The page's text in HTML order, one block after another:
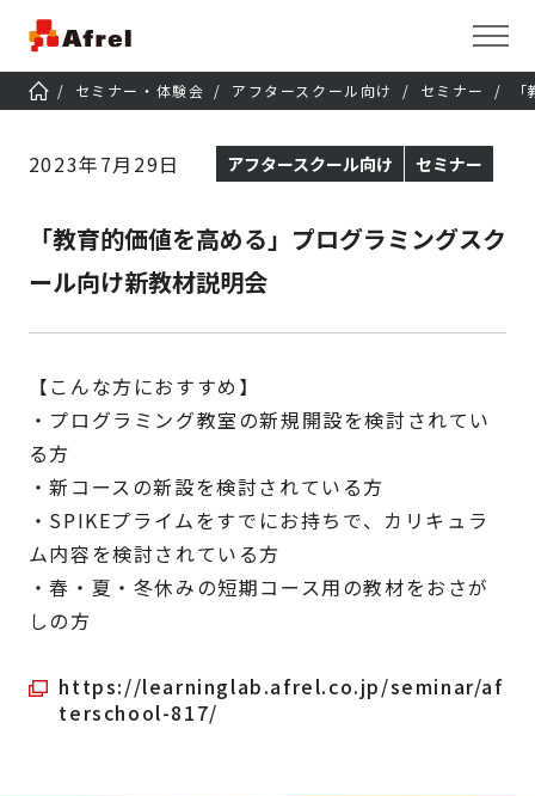
セミナー・体験会 アフタースクール向け セミナー
2023年7月29日 アフタースクール向け セミナー
「教育的価値を高める」プログラミングスク
ール向け新教材説明会
【こんな方におすすめ】
・プログラミング教室の新規開設を検討されてい
る方
・新コースの新設を検討されている方
・SPIKEプライムをすでにお持ちで、カリキュラ
ム内容を検討されている方
・春・夏・冬休みの短期コース用の教材をおさが
しの方
https://learninglab.afrel.co.jp/seminar/af
terschool-817/